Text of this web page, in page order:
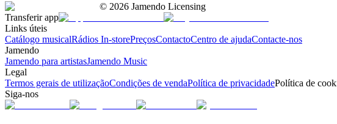
© 2026 Jamendo Licensing
Transferir app
Links úteis
Catálogo musicalRádios In-storePreçosContactoCentro de ajudaContacte-nos
Jamendo
Jamendo para artistasJamendo Music
Legal
Termos gerais de utilizaçãoCondições de vendaPolítica de privacidadePolítica de
Siga-nos